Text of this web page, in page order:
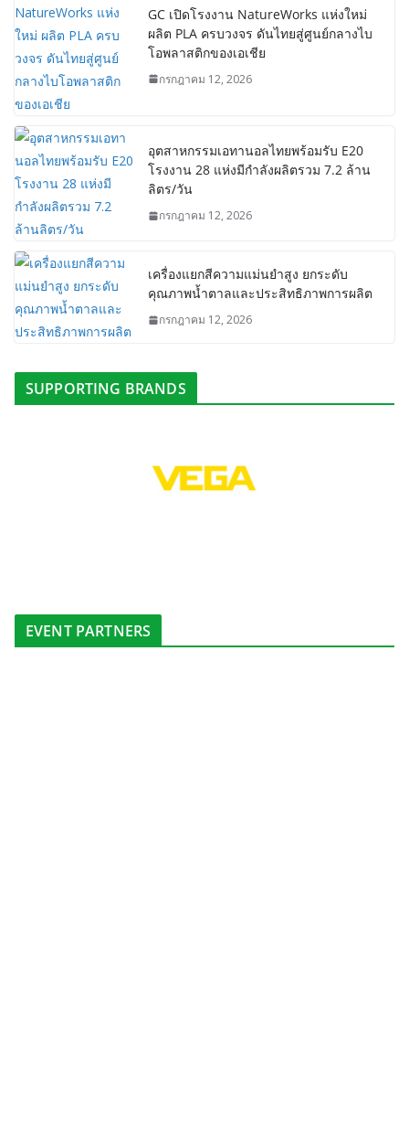
GC เปิดโรงงาน NatureWorks แห่งใหม่
ผลิต PLA ครบวงจร ดันไทยสู่ศูนย์กลางไบ
โอพลาสติกของเอเชีย
กรกฎาคม 12, 2026
อุตสาหกรรมเอทานอลไทยพร้อมรับ E20
โรงงาน 28 แห่งมีกำลังผลิตรวม 7.2 ล้าน
ลิตร/วัน
กรกฎาคม 12, 2026
เครื่องแยกสีความแม่นยำสูง ยกระดับ
คุณภาพน้ำตาลและประสิทธิภาพการผลิต
กรกฎาคม 12, 2026
SUPPORTING BRANDS
EVENT PARTNERS